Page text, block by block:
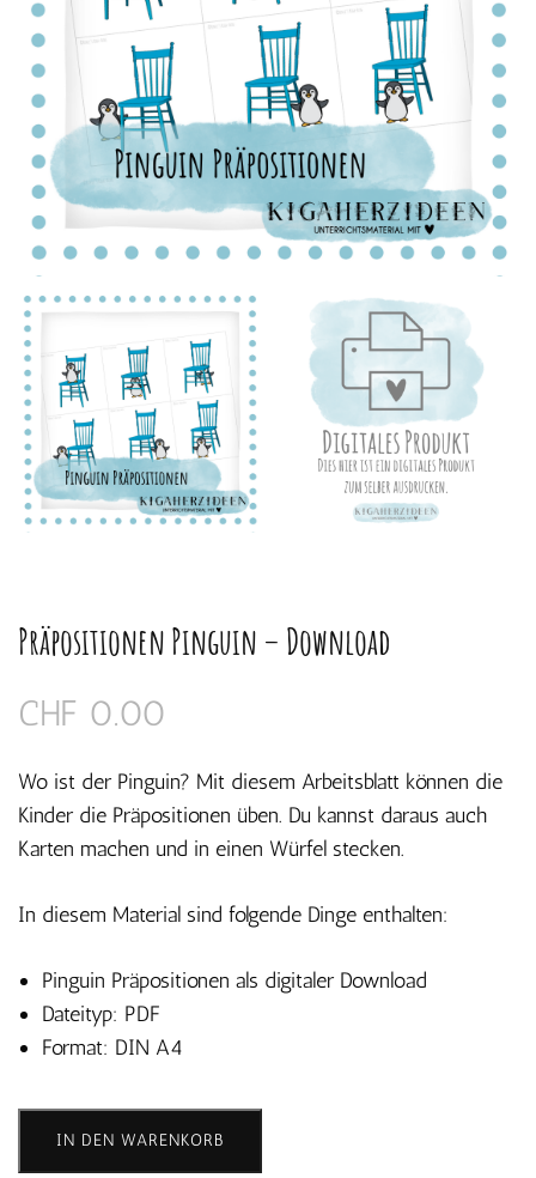
Präpositionen Pinguin – Download
CHF 0.00
Wo ist der Pinguin? Mit diesem Arbeitsblatt können die
Kinder die Präpositionen üben. Du kannst daraus auch
Karten machen und in einen Würfel stecken.
In diesem Material sind folgende Dinge enthalten:
Pinguin Präpositionen als digitaler Download
Dateityp: PDF
Format: DIN A4
Präpositionen
PinguinIN DEN WARENKORB